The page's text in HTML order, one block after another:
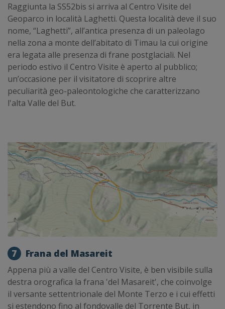
Raggiunta la SS52bis si arriva al Centro Visite del
Geoparco in località Laghetti. Questa località deve il suo
nome, “Laghetti”, all’antica presenza di un paleolago
nella zona a monte dell’abitato di Timau la cui origine
era legata alle presenza di frane postglaciali. Nel
periodo estivo il Centro Visite è aperto al pubblico;
un’occasione per il visitatore di scoprire altre
peculiarità geo-paleontologiche che caratterizzano
l'alta Valle del But.
7 Frana del Masareit
Appena più a valle del Centro Visite, è ben visibile sulla
destra orografica la frana 'del Masareit', che coinvolge
il versante settentrionale del Monte Terzo e i cui effetti
si estendono fino al fondovalle del Torrente But, in